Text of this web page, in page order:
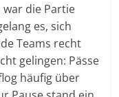
war die Partie
es, sich
Teams recht
gelingen: Pässe
häufig über